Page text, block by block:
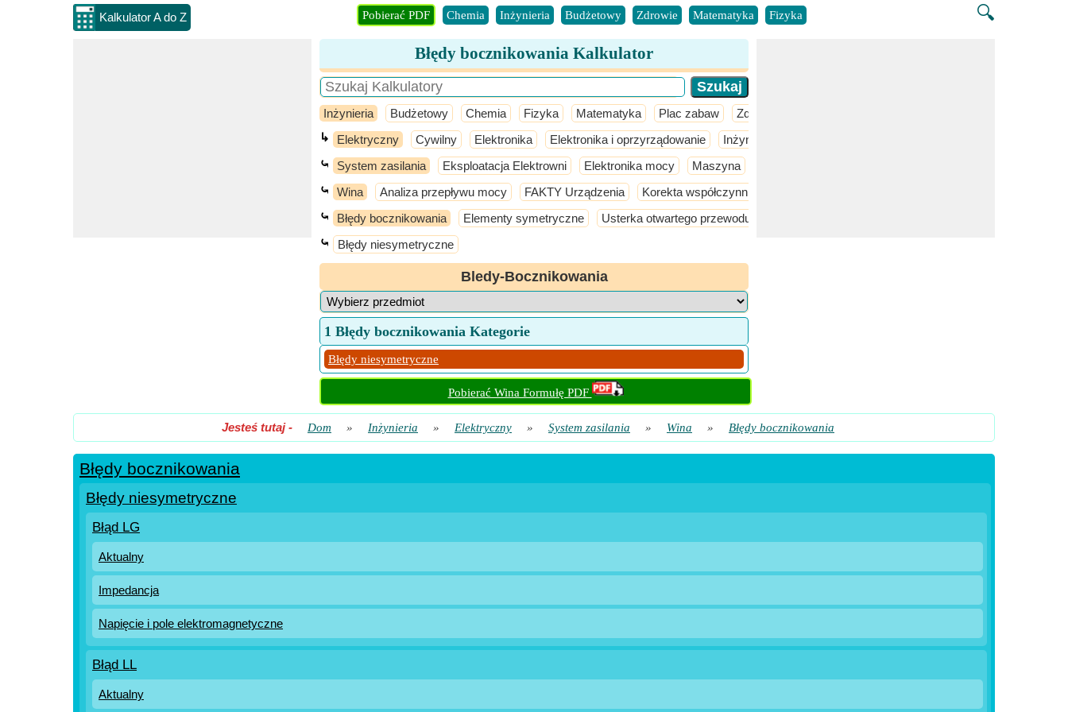
Kalkulator A do Z 🔍
Pobierać PDF Chemia Inżynieria Budżetowy Zdrowie Matematyka Fizyka
Błędy bocznikowania Kalkulator
Inżynieria Budżetowy Chemia Fizyka Matematyka Plac zabaw Zdrowie
↳ Elektryczny Cywilny Elektronika Elektronika i oprzyrządowanie Inżynieria chemiczna
⤿ System zasilania Eksploatacja Elektrowni Elektronika mocy Maszyna
⤿ Wina Analiza przepływu mocy FAKTY Urządzenia Korekta współczynnika mocy
⤿ Błędy bocznikowania Elementy symetryczne Usterka otwartego przewodu
⤿ Błędy niesymetryczne
Bledy-Bocznikowania
1 Błędy bocznikowania Kategorie
Błędy niesymetryczne
Pobierać Wina Formułę PDF
Jesteś tutaj- Dom » Inżynieria » Elektryczny » System zasilania » Wina » Błędy bocznikowania
Błędy bocznikowania
Błędy niesymetryczne
Błąd LG
Aktualny
Impedancja
Napięcie i pole elektromagnetyczne
Błąd LL
Aktualny